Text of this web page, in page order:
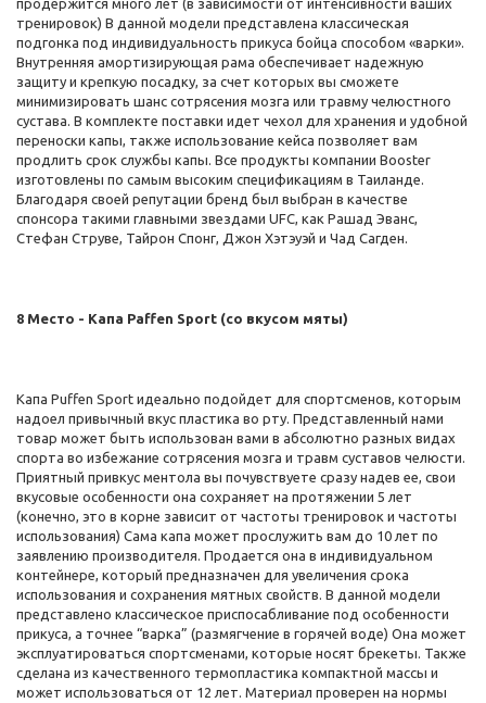
продержится много лет (в зависимости от интенсивности ваших
тренировок) В данной модели представлена классическая
подгонка под индивидуальность прикуса бойца способом «варки».
Внутренняя амортизирующая рама обеспечивает надежную
защиту и крепкую посадку, за счет которых вы сможете
минимизировать шанс сотрясения мозга или травму челюстного
сустава. В комплекте поставки идет чехол для хранения и удобной
переноски капы, также использование кейса позволяет вам
продлить срок службы капы. Все продукты компании Booster
изготовлены по самым высоким спецификациям в Таиланде.
Благодаря своей репутации бренд был выбран в качестве
спонсора такими главными звездами UFC, как Рашад Эванс,
Стефан Струве, Тайрон Спонг, Джон Хэтэуэй и Чад Сагден.
8 Место - Капа Paffen Sport (со вкусом мяты)
Капа Puffen Sport идеально подойдет для спортсменов, которым
надоел привычный вкус пластика во рту. Представленный нами
товар может быть использован вами в абсолютно разных видах
спорта во избежание сотрясения мозга и травм суставов челюсти.
Приятный привкус ментола вы почувствуете сразу надев ее, свои
вкусовые особенности она сохраняет на протяжении 5 лет
(конечно, это в корне зависит от частоты тренировок и частоты
использования) Сама капа может прослужить вам до 10 лет по
заявлению производителя. Продается она в индивидуальном
контейнере, который предназначен для увеличения срока
использования и сохранения мятных свойств. В данной модели
представлено классическое приспосабливание под особенности
прикуса, а точнее “варка” (размягчение в горячей воде) Она может
эксплуатироваться спортсменами, которые носят брекеты. Также
сделана из качественного термопластика компактной массы и
может использоваться от 12 лет. Материал проверен на нормы